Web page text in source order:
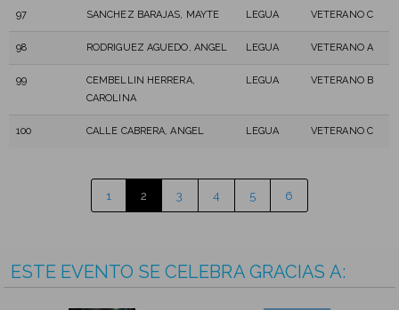
97 SANCHEZ BARAJAS, MAYTE LEGUA VETERANO C
98 RODRIGUEZ AGUEDO, ANGEL LEGUA VETERANO A
99
CEMBELLIN HERRERA,
CAROLINA
LEGUA VETERANO B
100 CALLE CABRERA, ANGEL LEGUA VETERANO C
1 2 3 4 5 6
ESTE EVENTO SE CELEBRA GRACIAS A: